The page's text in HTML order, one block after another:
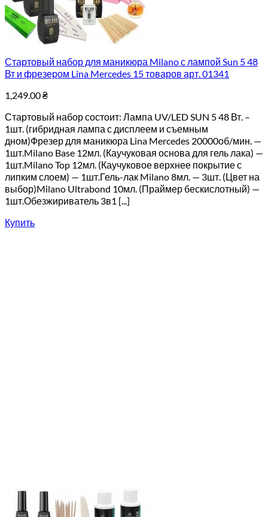
Стартовый набор для маникюра Milano с лампой Sun 5 48
Вт и фрезером Lina Mercedes 15 товаров арт. 01341
1,249.00₴
Стартовый набор состоит: Лампа UV/LED SUN 5 48 Вт. –
1шт. (гибридная лампа с дисплеем и съемным
дном)Фрезер для маникюра Lina Mercedes 20000об/мин. —
1шт.Milano Base 12мл. (Каучуковая основа для гель лака) —
1шт.Milano Top 12мл. (Каучуковое верхнее покрытие с
липким слоем) — 1шт.Гель-лак Milano 8мл. — 3шт. (Цвет на
выбор)Milano Ultrabond 10мл. (Праймер бескислотный) —
1шт.Обезжириватель 3в1 [...]
Купить